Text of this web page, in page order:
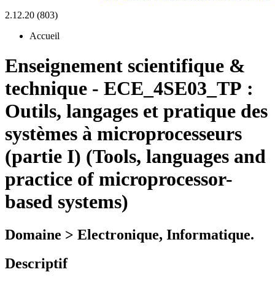
2.12.20 (803)
Accueil
Enseignement scientifique &
technique - ECE_4SE03_TP :
Outils, langages et pratique des
systèmes à microprocesseurs
(partie I) (Tools, languages and
practice of microprocessor-
based systems)
Domaine > Electronique, Informatique.
Descriptif